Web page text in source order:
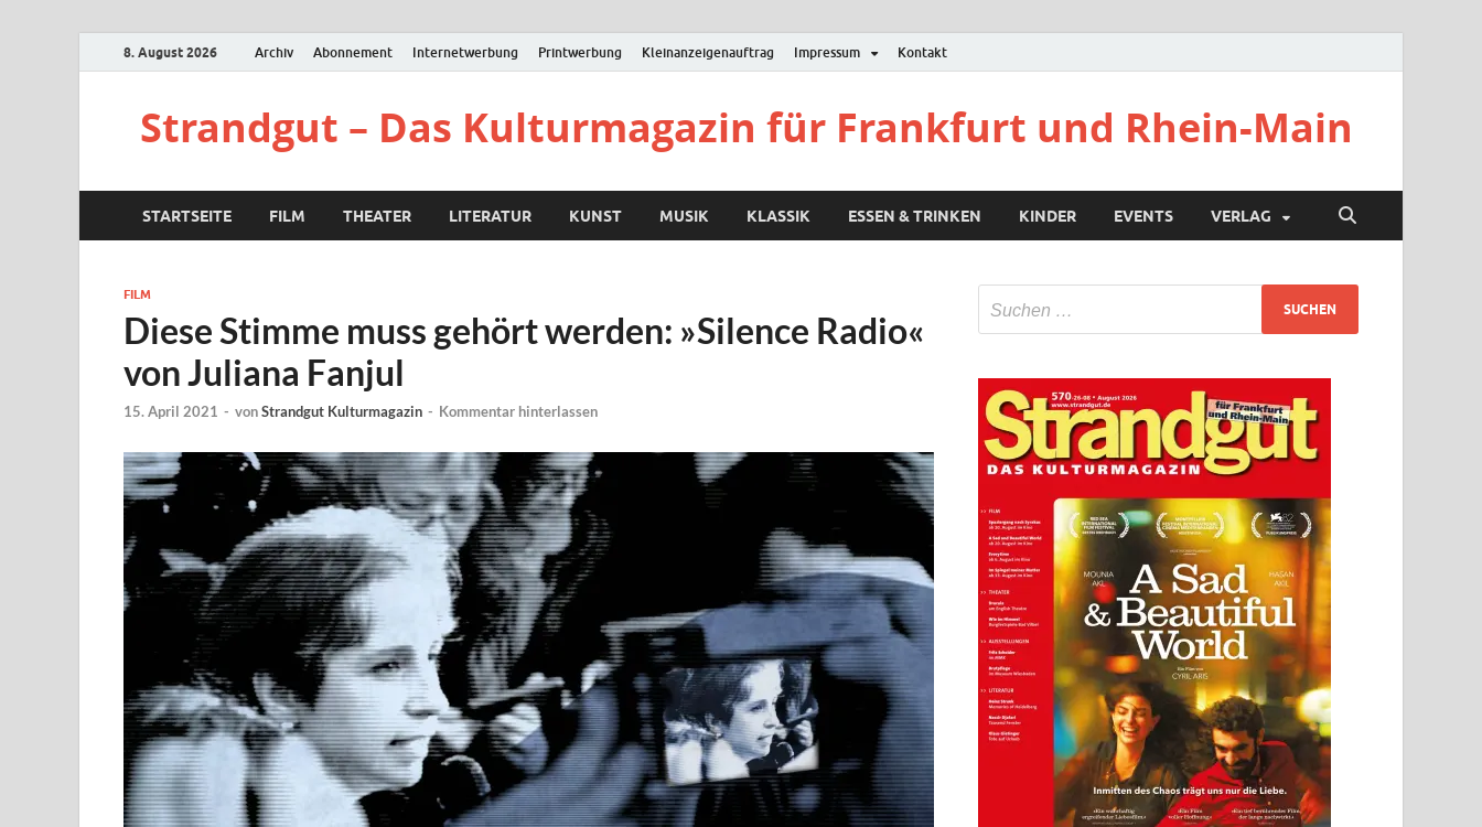
8. August 2026 Archiv Abonnement Internetwerbung Printwerbung Kleinanzeigenauftrag Impressum Kontakt
Strandgut – Das Kulturmagazin für Frankfurt und Rhein-Main
STARTSEITE FILM THEATER LITERATUR KUNST MUSIK KLASSIK ESSEN & TRINKEN KINDER EVENTS VERLAG
FILM
Diese Stimme muss gehört werden: »Silence Radio«
von Juliana Fanjul
15. April 2021 - vonStrandgut Kulturmagazin - Kommentar hinterlassen